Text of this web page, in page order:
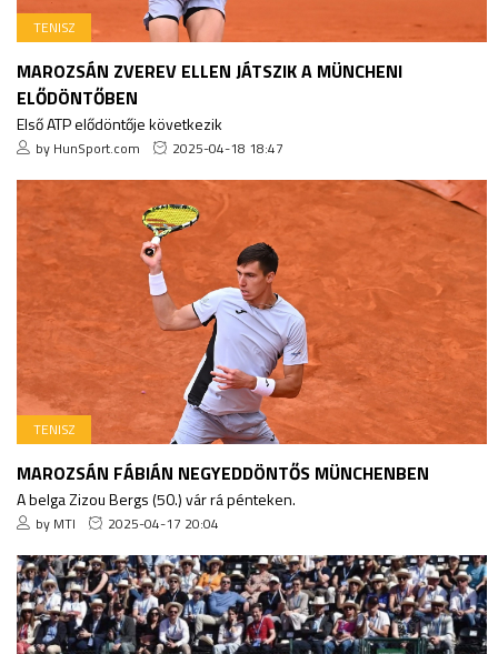
TENISZ
MAROZSÁN ZVEREV ELLEN JÁTSZIK A MÜNCHENI
ELŐDÖNTŐBEN
Első ATP elődöntője következik
by HunSport.com 2025-04-18 18:47
TENISZ
MAROZSÁN FÁBIÁN NEGYEDDÖNTŐS MÜNCHENBEN
A belga Zizou Bergs (50.) vár rá pénteken.
by MTI 2025-04-17 20:04